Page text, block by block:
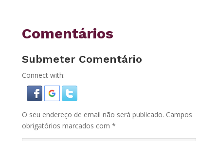
Comentários
Submeter Comentário
Connect with:
O seu endereço de email não será publicado. Campos
obrigatórios marcados com *